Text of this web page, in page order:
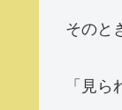
そのと
「見